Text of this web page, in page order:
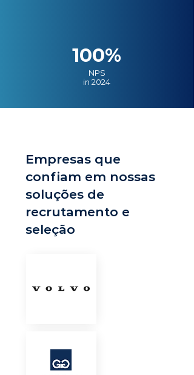
100%
NPS
in 2024
Empresas que
confiam em nossas
soluções de
recrutamento e
seleção